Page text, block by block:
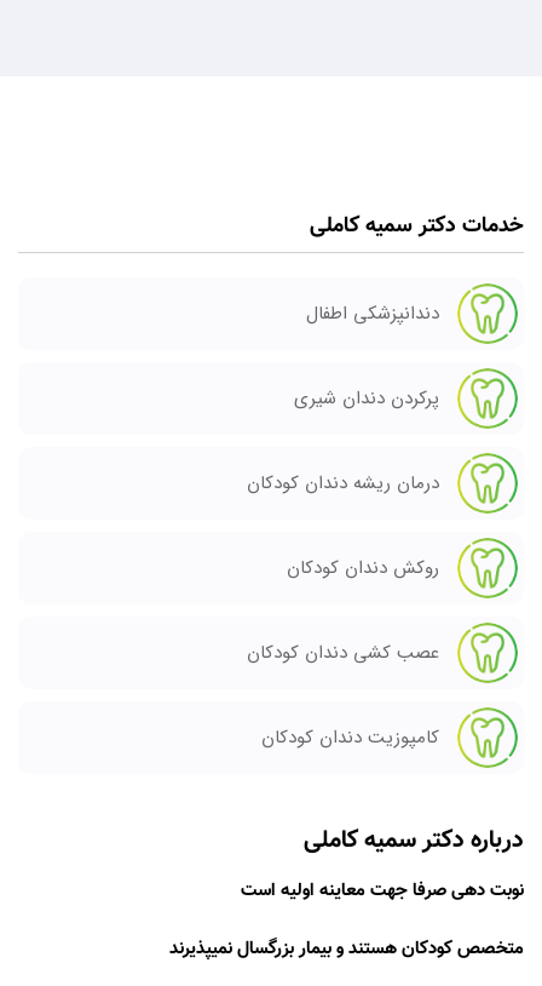
خدمات دکتر سمیه کاملی
دندانپزشکی اطفال
پرکردن دندان شیری
درمان ریشه دندان کودکان
روکش دندان کودکان
عصب کشی دندان کودکان
کامپوزیت دندان کودکان
درباره دکتر سمیه کاملی
نوبت دهی صرفا جهت معاینه اولیه است
متخصص کودکان هستند و بیمار بزرگسال نمیپذیرند